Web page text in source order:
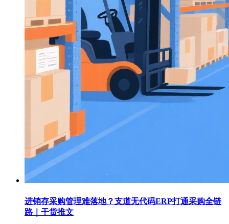
进销存采购管理难落地？支道无代码ERP打通采购全链
路｜干货推文